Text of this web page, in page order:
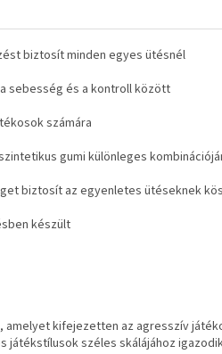
biztosít minden egyes ütésnél
a sebesség és a kontroll között
számára
gumi különleges
biztosít az egyenletes ütéseknek
készült
kifejezetten az agresszív
játékstílusok széles skálájához